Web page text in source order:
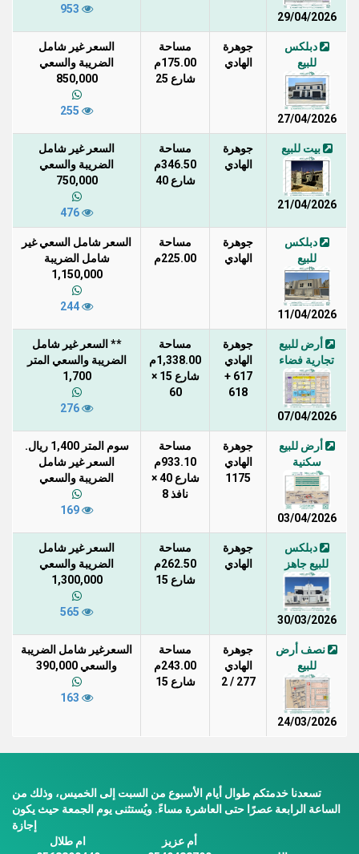
29/04/2026
دبلكس
للبيع
27/04/2026
جوهرة
الهادي
مساحة
175.00م
شارع 25
السعر غير شامل
الضريبة والسعي
850,000
بيت للبيع
21/04/2026
جوهرة
الهادي
مساحة
346.50م
شارع 40
السعر غير شامل
الضريبة والسعي
750,000
دبلكس
للبيع
11/04/2026
جوهرة
الهادي
مساحة
225.00م
السعر شامل السعي غير
شامل الضريبة
1,150,000
أرض للبيع
تجارية فضاء
07/04/2026
جوهرة
الهادي
617 +
618
مساحة
1,338.00م
شارع 15 ×
60
** السعر غير شامل
الضريبة والسعي المتر
1,700
أرض للبيع
سكنية
03/04/2026
جوهرة
الهادي
1175
مساحة
933.10م
شارع 40 ×
نافذ 8
سوم المتر 1,400 ريال.
السعر غير شامل
الضريبة والسعي
دبلكس
للبيع جاهز
30/03/2026
جوهرة
الهادي
مساحة
262.50م
شارع 15
السعر غير شامل
الضريبة والسعي
1,300,000
نصف أرض
للبيع
24/03/2026
جوهرة
الهادي
277 / 2
مساحة
243.00م
شارع 15
السعرغير شامل الضريبة
والسعي 390,000
تسعدنا خدمتكم طوال أيام الأسبوع من السبت إلى الخميس، وذلك من
الساعة الرابعة عصرًا حتى العاشرة مساءً. ويُستثنى يوم الجمعة حيث يكون
إجازة
ام طلال
أم عزيز